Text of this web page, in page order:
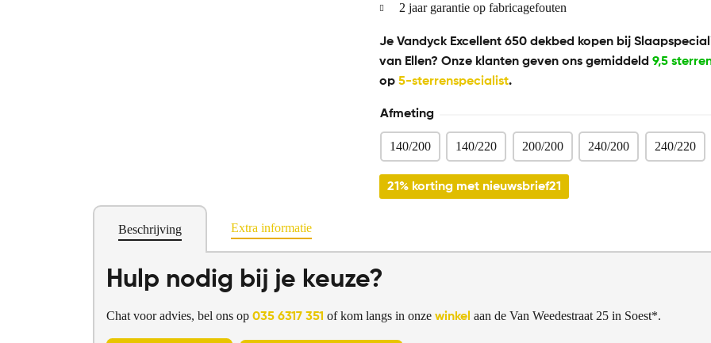
2 jaar garantie op fabricagefouten
Je Vandyck Excellent 650 dekbed kopen bij
van Ellen? Onze klanten geven ons gemiddeld 9,5
op 5-sterrenspecialist.
Afmeting
140/200 140/220 200/200 240/200 240/220
21% korting met nieuwsbrief21
Beschrijving Extra informatie
Hulp nodig bij je keuze?
Chat voor advies, bel ons op 035 6317 351 of kom langs in onze winkel aan de Van Weedestraat 25 in Soest*.